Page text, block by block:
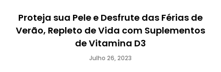
Proteja sua Pele e Desfrute das Férias de
Verão, Repleto de Vida com Suplementos
de Vitamina D3
Julho 26, 2023